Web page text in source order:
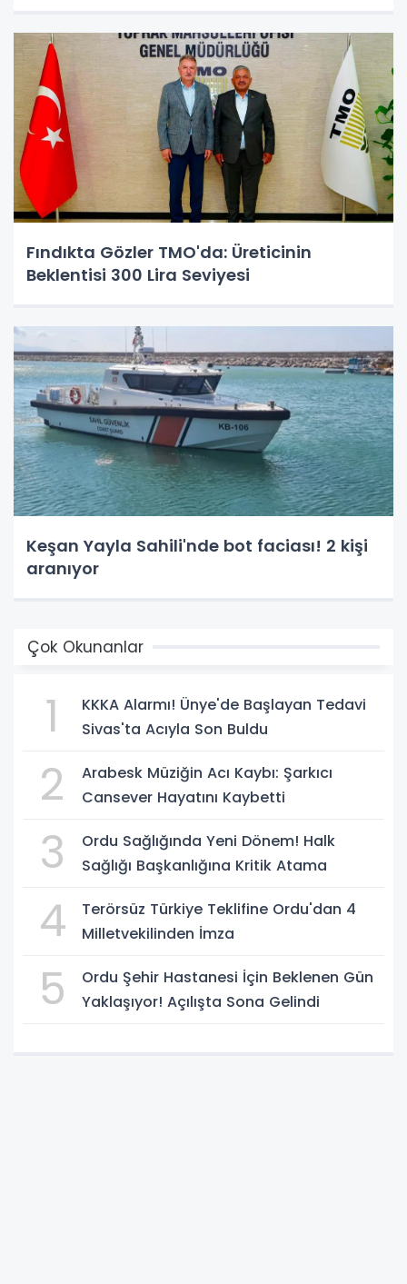
Fındıkta Gözler TMO'da: Üreticinin
Beklentisi 300 Lira Seviyesi
Keşan Yayla Sahili'nde bot faciası! 2 kişi
aranıyor
Çok Okunanlar
1
KKKA Alarmı! Ünye'de Başlayan Tedavi
Sivas'ta Acıyla Son Buldu
2
Arabesk Müziğin Acı Kaybı: Şarkıcı
Cansever Hayatını Kaybetti
3
Ordu Sağlığında Yeni Dönem! Halk
Sağlığı Başkanlığına Kritik Atama
4
Terörsüz Türkiye Teklifine Ordu'dan 4
Milletvekilinden İmza
5
Ordu Şehir Hastanesi İçin Beklenen Gün
Yaklaşıyor! Açılışta Sona Gelindi